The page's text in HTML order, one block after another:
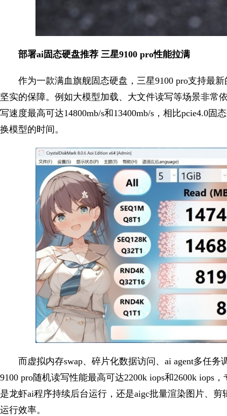
部署ai固态硬盘推荐 三星9100 pro性能拉满
作为一款满血旗舰固态硬盘，三星9100 pro支持最
坚实的保障。例如大模型加载、大文件读写等场景非常
写速度最高可达14800mb/s和13400mb/s，相比pcie4.0
换模型的时间。
而虚拟内存swap、碎片化数据访问、ai agent多任
9100 pro随机读写性能最高可达2200k iops和2600k iops
是龙虾ai程序持续后台运行，还是aigc批量渲染图片、
运行效率。